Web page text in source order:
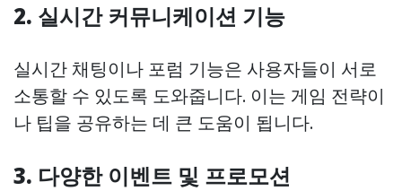
2. 실시간 커뮤니케이션 기능
실시간 채팅이나 포럼 기능은 사용자들이 서로
소통할 수 있도록 도와줍니다. 이는 게임 전략이
나 팁을 공유하는 데 큰 도움이 됩니다.
3. 다양한 이벤트 및 프로모션